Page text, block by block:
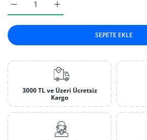
Bahco Üçgen Eğe 1 için
Bahco Üçgen Eğe 1 için adedi artırın
SEPETE EKLE
3000 TL ve Üzeri Ücretsiz
Kargo